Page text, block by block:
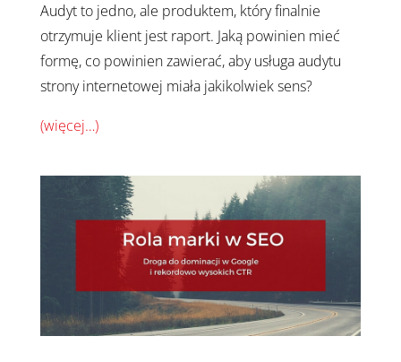
Audyt to jedno, ale produktem, który finalnie
otrzymuje klient jest raport. Jaką powinien mieć
formę, co powinien zawierać, aby usługa audytu
strony internetowej miała jakikolwiek sens?
(więcej…)